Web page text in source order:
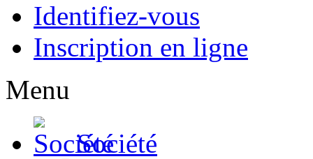
Identifiez-vous
Inscription en ligne
Menu
Société